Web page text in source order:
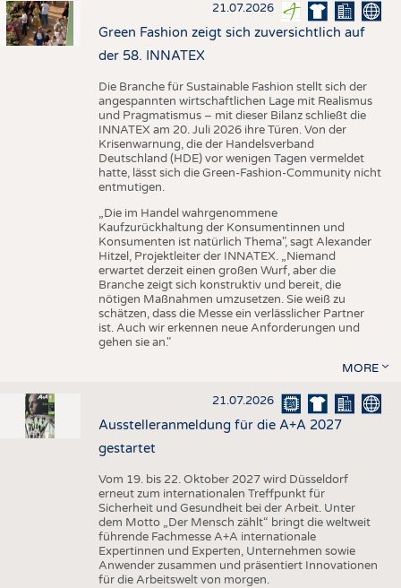
21.07.2026
Green Fashion zeigt sich zuversichtlich auf
der 58. INNATEX
Die Branche für Sustainable Fashion stellt sich der
angespannten wirtschaftlichen Lage mit Realismus
und Pragmatismus – mit dieser Bilanz schließt die
INNATEX am 20. Juli 2026 ihre Türen. Von der
Krisenwarnung, die der Handelsverband
Deutschland (HDE) vor wenigen Tagen vermeldet
hatte, lässt sich die Green-Fashion-Community nicht
entmutigen.
„Die im Handel wahrgenommene
Kaufzurückhaltung der Konsumentinnen und
Konsumenten ist natürlich Thema", sagt Alexander
Hitzel, Projektleiter der INNATEX. „Niemand
erwartet derzeit einen großen Wurf, aber die
Branche zeigt sich konstruktiv und bereit, die
nötigen Maßnahmen umzusetzen. Sie weiß zu
schätzen, dass die Messe ein verlässlicher Partner
ist. Auch wir erkennen neue Anforderungen und
gehen sie an."
MORE
21.07.2026
Ausstelleranmeldung für die A+A 2027
gestartet
Vom 19. bis 22. Oktober 2027 wird Düsseldorf
erneut zum internationalen Treffpunkt für
Sicherheit und Gesundheit bei der Arbeit. Unter
dem Motto „Der Mensch zählt“ bringt die weltweit
führende Fachmesse A+A internationale
Expertinnen und Experten, Unternehmen sowie
Anwender zusammen und präsentiert Innovationen
für die Arbeitswelt von morgen.